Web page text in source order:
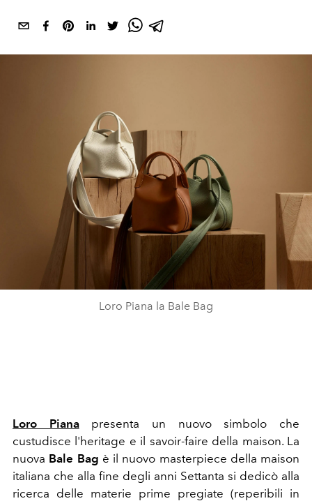
Loro Piana la Bale Bag
Loro Pianapresenta un nuovo simbolo che
custudisce l'heritage e il savoir-faire della maison. La
nuova Bale Bag è il nuovo masterpiece della maison
italiana che alla fine degli anni Settanta si dedicò alla
ricerca delle materie prime pregiate (reperibili in